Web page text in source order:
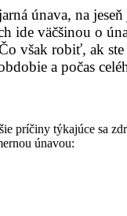
únava, na jeseň
ide väčšinou o
však robiť, ak
a počas
príčiny týkajúce sa
únavou: